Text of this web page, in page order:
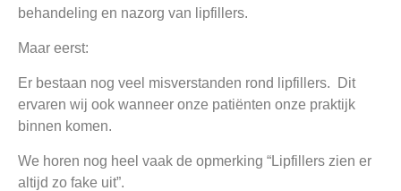
behandeling en nazorg van lipfillers.
Maar eerst:
Er bestaan nog veel misverstanden rond lipfillers. Dit
ervaren wij ook wanneer onze patiënten onze praktijk
binnen komen.
We horen nog heel vaak de opmerking “Lipfillers zien er
altijd zo fake uit”.